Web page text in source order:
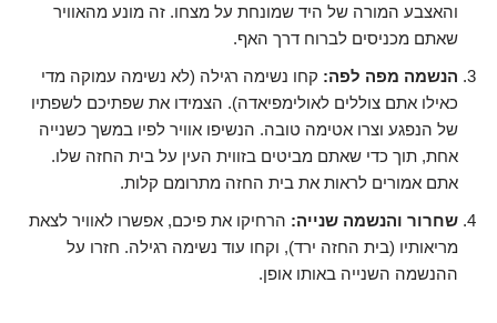
והאצבע המורה של היד שמונחת על מצחו. זה מונע מהאוויר
שאתם מכניסים לברוח דרך האף.
הנשמה מפה לפה: קחו נשימה רגילה (לא נשימה עמוקה מדי
כאילו אתם צוללים לאולימפיאדה). הצמידו את שפתיכם לשפתיו
של הנפגע וצרו אטימה טובה. הנשיפו אוויר לפיו במשך כשנייה
אחת, תוך כדי שאתם מביטים בזווית העין על בית החזה שלו.
אתם אמורים לראות את בית החזה מתרומם קלות.
שחרור והנשמה שנייה: הרחיקו את פיכם, אפשרו לאוויר לצאת
מריאותיו (בית החזה ירד), וקחו עוד נשימה רגילה. חזרו על
ההנשמה השנייה באותו אופן.